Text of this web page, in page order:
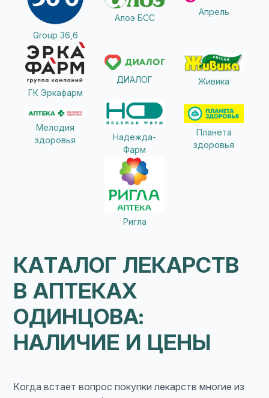
Group 36,6
Алоэ БСС
Апрель
ГК Эркафарм
ДИАЛОГ Живика
Мелодия
здоровья
Надежда-
Фарм
Планета
здоровья
Ригла
КАТАЛОГ ЛЕКАРСТВ
В АПТЕКАХ
ОДИНЦОВА:
НАЛИЧИЕ И ЦЕНЫ
Когда встает вопрос покупки лекарств многие из